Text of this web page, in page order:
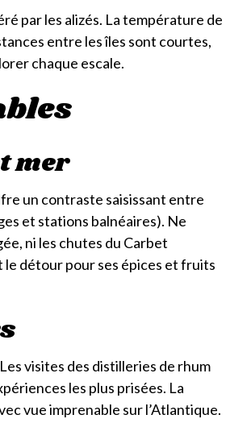
par les alizés. La température de
entre les îles sont courtes,
chaque escale.
mer
un contraste saisissant entre
et stations balnéaires). Ne
ni les chutes du Carbet
le détour pour ses épices et fruits
visites des distilleries de rhum
les plus prisées. La
vue imprenable sur l’Atlantique.